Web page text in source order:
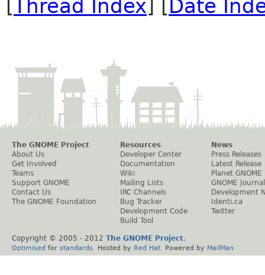
[Thread Index] [Date
The GNOME Project
About Us
Get Involved
Teams
Support GNOME
Contact Us
The GNOME Foundation
Resources
Developer Center
Documentation
Wiki
Mailing Lists
IRC Channels
Bug Tracker
Development Code
Build Tool
News
Press Releases
Latest Release
Planet GNOME
GNOME Journal
Development
Identi.ca
Twitter
Copyright © 2005 - 2012 The GNOME Project.
Optimised for standards . Hosted by Red Hat . Powered by MailMan